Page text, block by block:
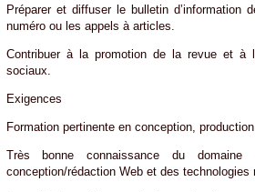
Préparer et diffuser le bulletin d’information
numéro ou les appels à articles.
Contribuer à la promotion de la revue et à
sociaux.
Exigences
Formation pertinente en conception,
Très bonne connaissance du
conception/rédaction Web et des